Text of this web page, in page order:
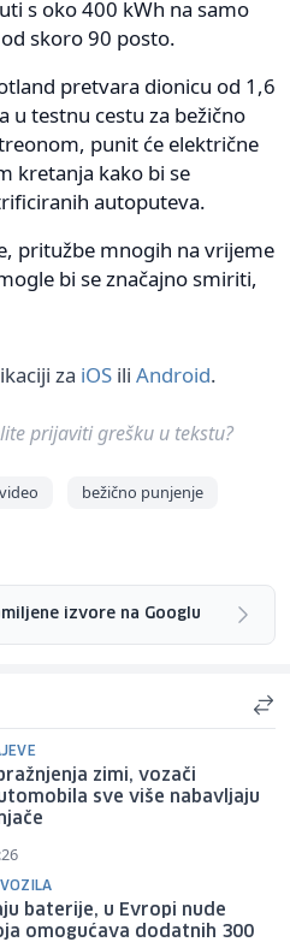
s oko 400 kWh na samo
skoro 90 posto.
pretvara dionicu od 1,6
u testnu cestu za bežično
punit će električne
kretanja kako bi se
autoputeva.
pritužbe mnogih na vrijeme
bi se značajno smiriti,
za iOS ili Android.
prijaviti grešku u tekstu?
video
bežično punjenje
izvore na Googlu
zimi, vozači
sve više nabavljaju
baterije, u Evropi nude
omogućava dodatnih 300